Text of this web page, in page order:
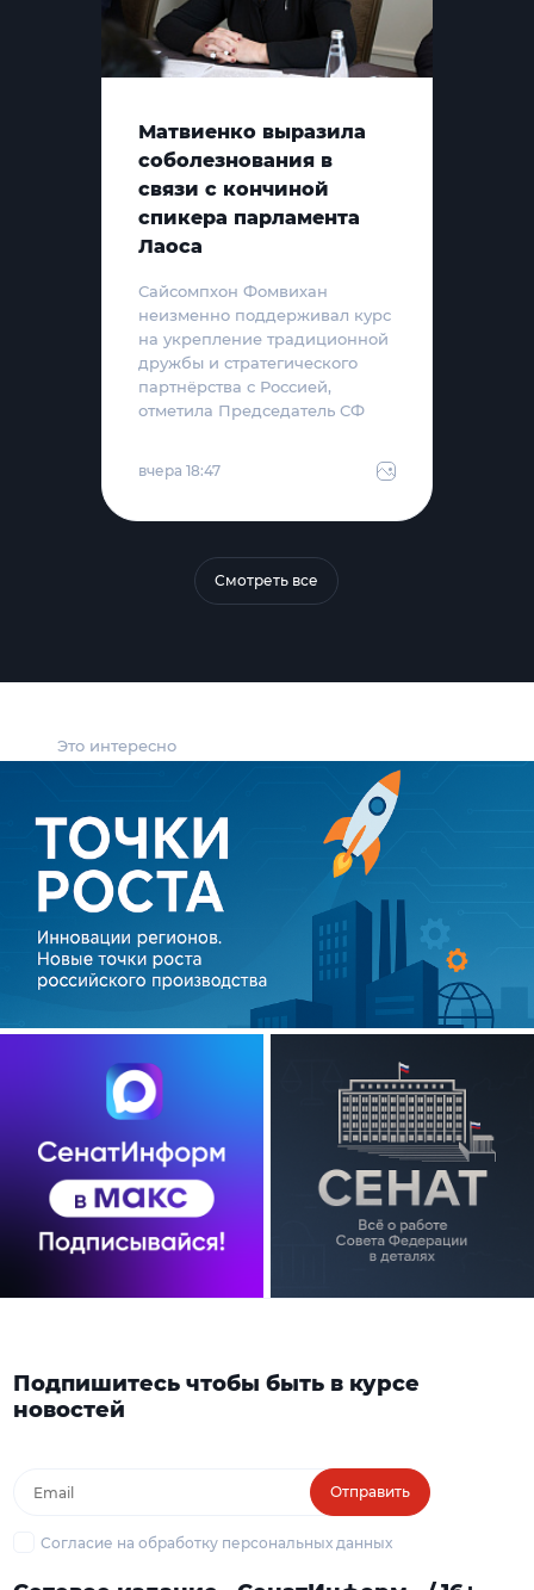
Это интересно
Матвиенко выразила
соболезнования в
связи с кончиной
спикера парламента
Лаоса
Сайсомпхон Фомвихан
неизменно поддерживал курс
на укрепление традиционной
дружбы и стратегического
партнёрства с Россией,
отметила Председатель СФ
вчера 18:47
Смотреть все
Подпишитесь чтобы быть в курсе
новостей
Отправить
Согласие на обработку персональных данных